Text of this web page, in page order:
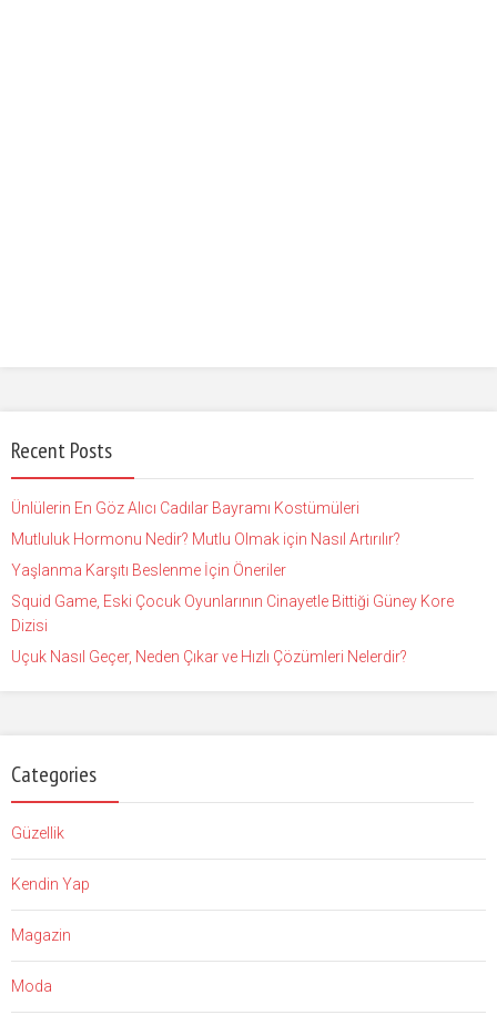
Recent Posts
Ünlülerin En Göz Alıcı Cadılar Bayramı Kostümüleri
Mutluluk Hormonu Nedir? Mutlu Olmak için Nasıl Artırılır?
Yaşlanma Karşıtı Beslenme İçin Öneriler
Squid Game, Eski Çocuk Oyunlarının Cinayetle Bittiği Güney Kore
Dizisi
Uçuk Nasıl Geçer, Neden Çıkar ve Hızlı Çözümleri Nelerdir?
Categories
Güzellik
Kendin Yap
Magazin
Moda